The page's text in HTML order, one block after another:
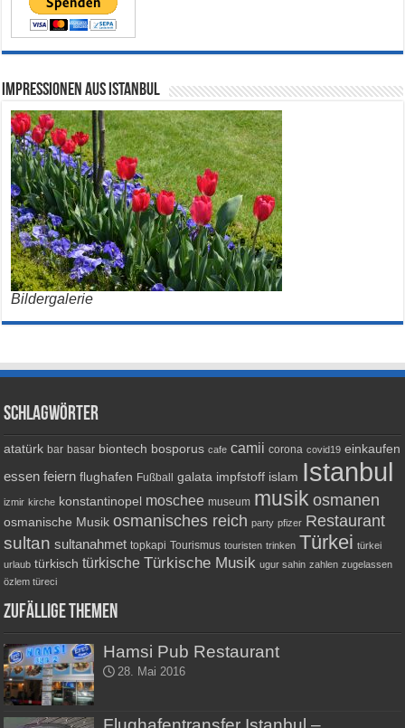
Impressionen aus Istanbul
Bildergalerie
Schlagwörter
atatürk bar basar biontech bosporus cafe camii corona covid19 einkaufen
essen feiern flughafen Fußball galata impfstoff islam Istanbul
izmir kirche konstantinopel moschee museum musik osmanen
osmanische Musik osmanisches reich party pfizer Restaurant
sultan sultanahmet topkapi Tourismus touristen trinken Türkei türkei
urlaub türkisch türkische Türkische Musik ugur sahin zahlen zugelassen
özlem türeci
Zufällige Themen
Hamsi Pub Restaurant
28. Mai 2016